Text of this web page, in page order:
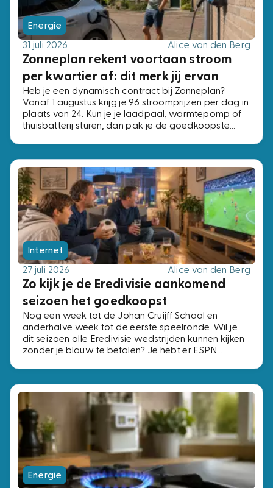
Energie
31 juli 2026
Alice van den Berg
Zonneplan rekent voortaan stroom
per kwartier af: dit merk jij ervan
Heb je een dynamisch contract bij Zonneplan?
Vanaf 1 augustus krijg je 96 stroomprijzen per dag in
plaats van 24. Kun je je laadpaal, warmtepomp of
thuisbatterij sturen, dan pak je de goedkoopste
Internet
27 juli 2026
Alice van den Berg
Zo kijk je de Eredivisie aankomend
seizoen het goedkoopst
Nog een week tot de Johan Cruijff Schaal en
anderhalve week tot de eerste speelronde. Wil je
dit seizoen alle Eredivisie wedstrijden kunnen kijken
zonder je blauw te betalen? Je hebt er ESPN
betaal je bij de ene aanbieder € 2,- per maand en
bij de andere € 15,-. Wij zochten de voordeligste
opties uit.
Energie